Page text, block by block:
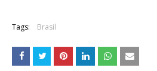
Tags: Brasil